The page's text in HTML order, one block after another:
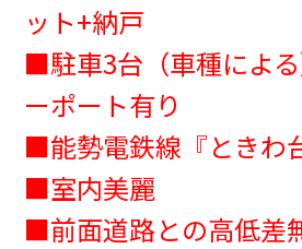
ット+納戸
■駐車3台（車種による
ーポート有り
■能勢電鉄線『ときわ
■室内美麗
■前面道路との高低差